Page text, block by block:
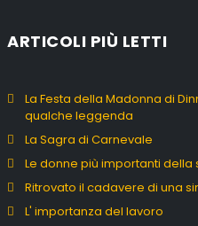
ARTICOLI PIÙ LETTI
La Festa della Madonna di
qualche leggenda
La Sagra di Carnevale
Le donne più importanti della
Ritrovato il cadavere di una
L' importanza del lavoro